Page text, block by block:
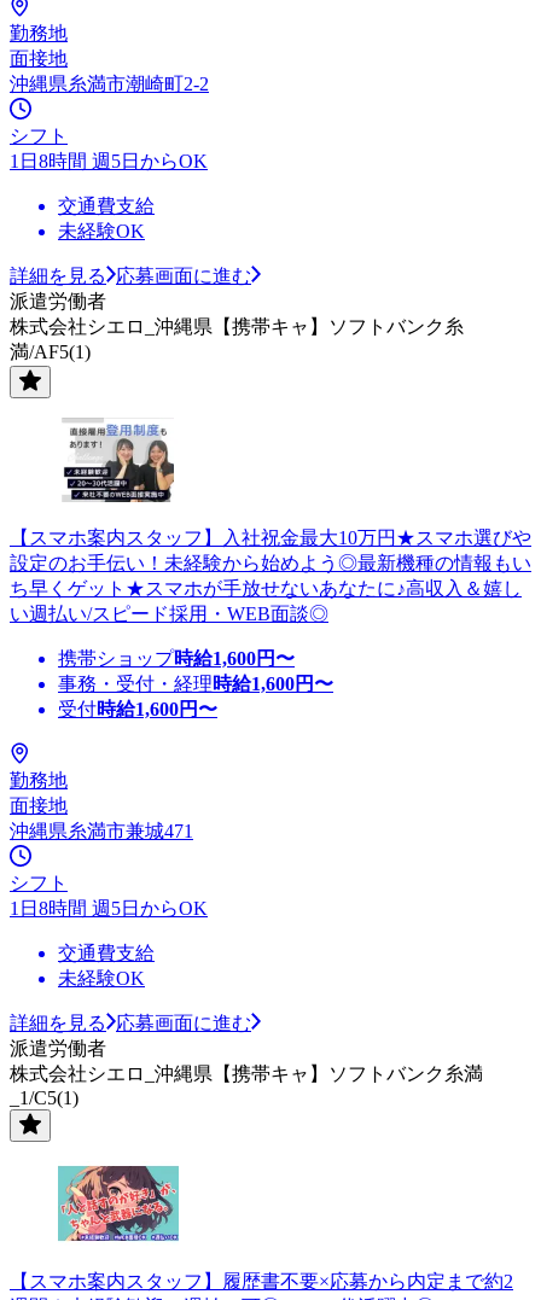
勤務地
面接地
沖縄県糸満市潮崎町2-2
シフト
1日8時間 週5日からOK
交通費支給
未経験OK
詳細を見る
応募画面に進む
派遣労働者
株式会社シエロ_沖縄県【携帯キャ】ソフトバンク糸
満/AF5(1)
【スマホ案内スタッフ】入社祝金最大10万円★スマホ選びや
設定のお手伝い！未経験から始めよう◎最新機種の情報もい
ち早くゲット★スマホが手放せないあなたに♪高収入＆嬉し
い週払い/スピード採用・WEB面談◎
携帯ショップ時給1,600円〜
事務・受付・経理時給1,600円〜
受付時給1,600円〜
勤務地
面接地
沖縄県糸満市兼城471
シフト
1日8時間 週5日からOK
交通費支給
未経験OK
詳細を見る
応募画面に進む
派遣労働者
株式会社シエロ_沖縄県【携帯キャ】ソフトバンク糸満
_1/C5(1)
【スマホ案内スタッフ】履歴書不要×応募から内定まで約2